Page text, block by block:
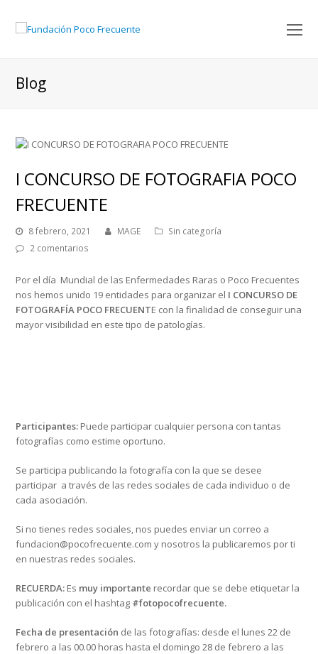
Blog
I CONCURSO DE FOTOGRAFIA POCO
FRECUENTE
8 febrero, 2021 MAGE
Sin categoría
2 comentarios
Por el día Mundial de las Enfermedades Raras o Poco Frecuentes
nos hemos unido 19 entidades para organizar el I CONCURSO DE
FOTOGRAFÍA POCO FRECUENTE con la finalidad de conseguir una
mayor visibilidad en este tipo de patologías.
Participantes: Puede participar cualquier persona con tantas
fotografías como estime oportuno.
Se participa publicando la fotografía con la que se desee
participar a través de las redes sociales de cada individuo o de
cada asociación.
Si no tienes redes sociales, nos puedes enviar un correo a
fundacion@pocofrecuente.com y nosotros la publicaremos por ti
en nuestras redes sociales.
RECUERDA: Es muy importante recordar que se debe etiquetar la
publicación con el hashtag #fotopocofrecuente.
Fecha de presentación de las fotografías: desde el lunes 22 de
febrero a las 00.00 horas hasta el domingo 28 de febrero a las